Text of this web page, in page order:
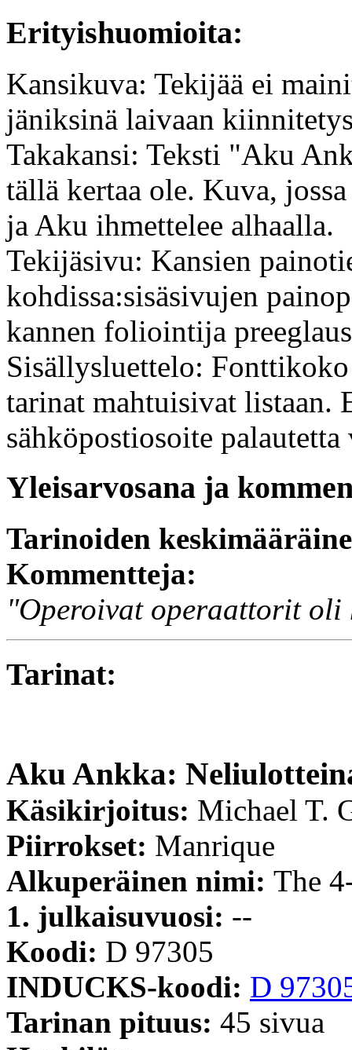
Erityishuomioita:
Kansikuva: Tekijää ei
jäniksinä laivaan
Takakansi: Teksti "Aku
tällä kertaa ole. Kuva,
ja Aku ihmettelee alhaalla.
Tekijäsivu: Kansien
kohdissa:sisäsivujen
kannen foliointija
Sisällysluettelo:
tarinat mahtuisivat listaan.
sähköpostiosoite palautetta
Yleisarvosana ja
Tarinoiden
Kommentteja:
"Operoivat operaattorit oli
Tarinat:
Aku Ankka:
Käsikirjoitus: Michael T.
Piirrokset: Manrique
Alkuperäinen nimi: The
1. julkaisuvuosi: --
Koodi: D 97305
INDUCKS-koodi: D
Tarinan pituus: 45 sivua